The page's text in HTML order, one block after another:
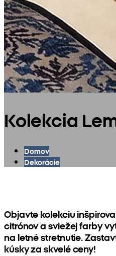
Kolekcia
Domov
Dekorácie
Objavte kolekciu
citrónov a sviežej farby
na letné stretnutie.
kúsky za skvelé ceny!